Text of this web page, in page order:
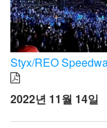
Styx/REO
2022년 11월 14일